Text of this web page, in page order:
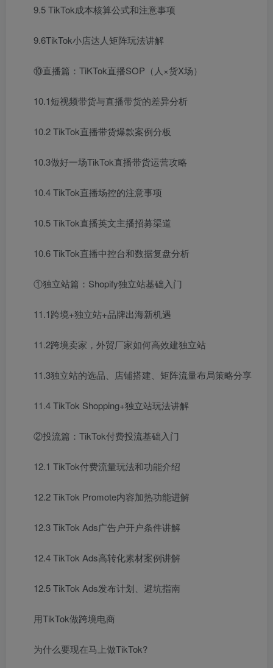
9.5 TikTok成本核算公式和注意事项
9.6TikTok小店达人矩阵玩法讲解
⑩直播篇：TiKTok直播SOP（人×货X场）
10.1短视频带货与直播带货的差异分析
10.2 TikTok直播带货爆款案例分板
10.3做好一场TikTok直播带货运营攻略
10.4 TikTok直播场控的注意事项
10.5 TikTok直播英文主播招募渠道
10.6 TikTok直播中控台和数据复盘分析
①独立站篇：Shopify独立站基础入门
11.1跨境+独立站+品牌出海新机遇
11.2跨境卖家，外贸厂家如何高效建独立站
11.3独立站的选品、店铺搭建、矩阵流量布局策略分享
11.4 TikTok Shopping+独立站玩法讲解
②投流篇：TikTok付费投流基础入门
12.1 TikTok付费流量玩法和功能介绍
12.2 TikTok Promote内容加热功能进解
12.3 TikTok Ads广告户开户条件讲解
12.4 TikTok Ads高转化素材案例讲解
12.5 TikTok Ads发布计划、避坑指南
用TikTok做跨境电商
为什么要现在马上做TikTok?